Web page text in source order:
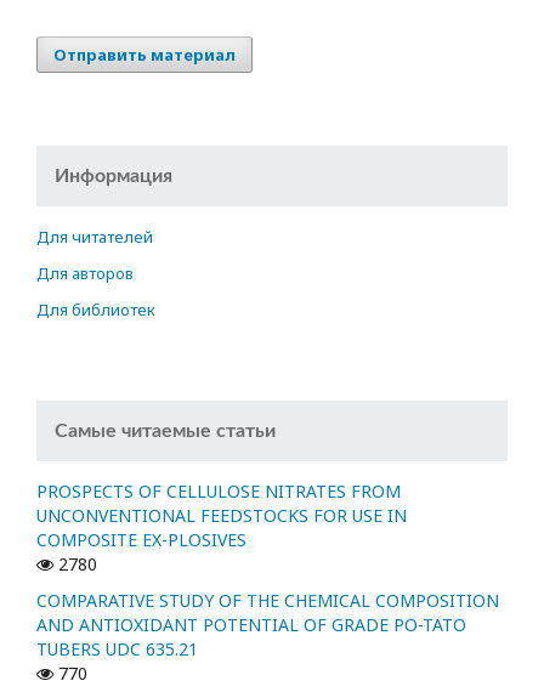
Отправить материал
Информация
Для читателей
Для авторов
Для библиотек
Самые читаемые статьи
PROSPECTS OF CELLULOSE NITRATES FROM
UNCONVENTIONAL FEEDSTOCKS FOR USE IN
COMPOSITE EX-PLOSIVES
2780
COMPARATIVE STUDY OF THE CHEMICAL COMPOSITION
AND ANTIOXIDANT POTENTIAL OF GRADE PO-TATO
TUBERS UDC 635.21
770